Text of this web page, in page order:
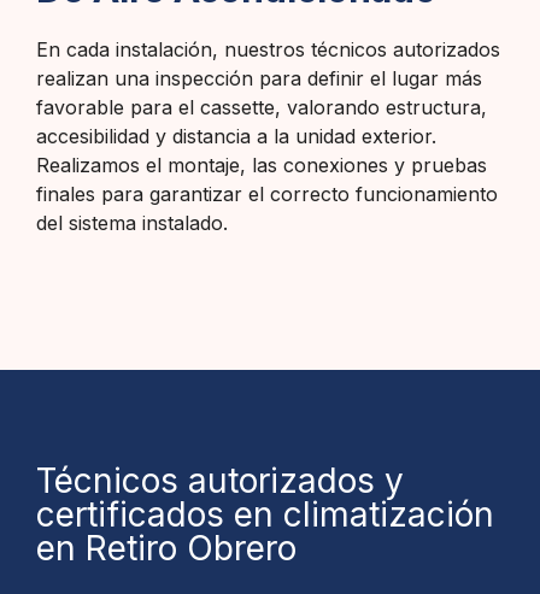
En cada instalación, nuestros técnicos autorizados
realizan una inspección para definir el lugar más
favorable para el cassette, valorando estructura,
accesibilidad y distancia a la unidad exterior.
Realizamos el montaje, las conexiones y pruebas
finales para garantizar el correcto funcionamiento
del sistema instalado.
Técnicos autorizados y
certificados en climatización
en Retiro Obrero